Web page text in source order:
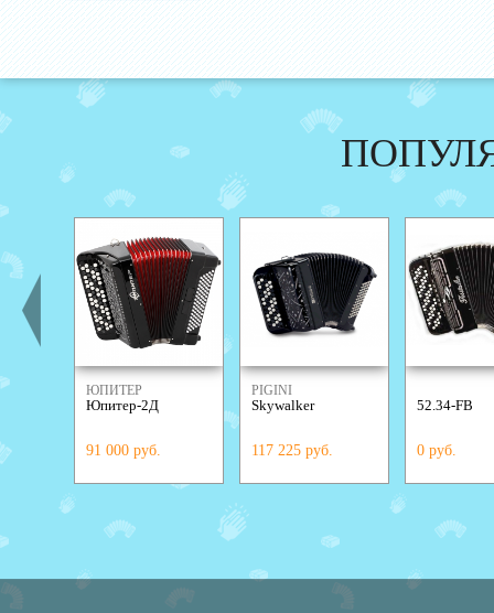
ЮПИТЕР
Юпитер-2Д
91 000 руб.
PIGINI
Skywalker
117 225 руб.
52.34-FB
0 руб.